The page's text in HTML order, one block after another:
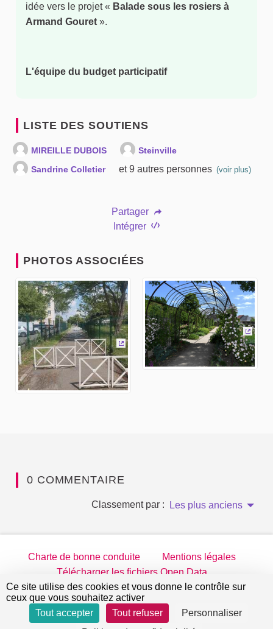
idée vers le projet « Balade sous les rosiers à
Armand Gouret ».
L'équipe du budget participatif
LISTE DES SOUTIENS
MIREILLE DUBOIS
Steinville
Sandrine Colletier
et 9 autres personnes (voir plus)
Partager
Intégrer
PHOTOS ASSOCIÉES
(Lien externe)
(Lien
0 COMMENTAIRE
Classement par : Les plus anciens
Charte de bonne conduite
Mentions légales
Télécharger les fichiers Open Data
jeparticipe.villejuif.fr sur Twitter
jeparticipe.villejuif.fr sur Facebook
jeparticipe.villejuif.fr sur
jeparticipe.villejuif.fr sur
Site réalisé par
Open Source Politics
Ce site utilise des cookies et vous donne le contrôle sur
ceux que vous souhaitez activer
Tout accepter
Tout refuser
Personnaliser